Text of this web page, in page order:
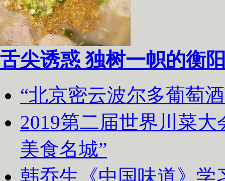
舌尖诱惑 独树一帜的衡
“北京密云波尔多葡萄
2019第二届世界川菜
美食名城”
韩乔生《中国味道》学